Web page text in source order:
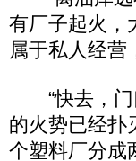
有厂子起火，
属于私人经营
“快去，门
的火势已经扑
个塑料厂分成